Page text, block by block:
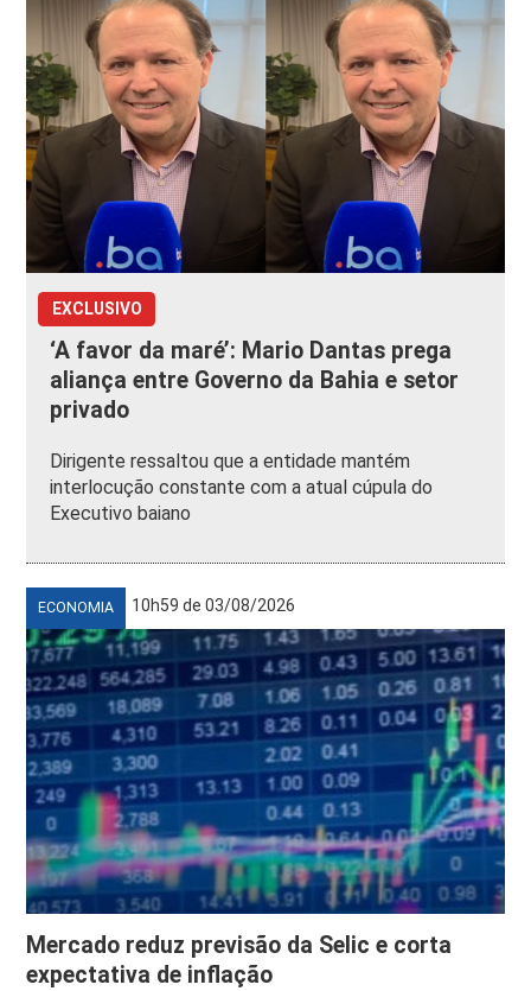
EXCLUSIVO
‘A favor da maré’: Mario Dantas prega
aliança entre Governo da Bahia e setor
privado
Dirigente ressaltou que a entidade mantém
interlocução constante com a atual cúpula do
Executivo baiano
ECONOMIA 10h59 de 03/08/2026
Mercado reduz previsão da Selic e corta
expectativa de inflação